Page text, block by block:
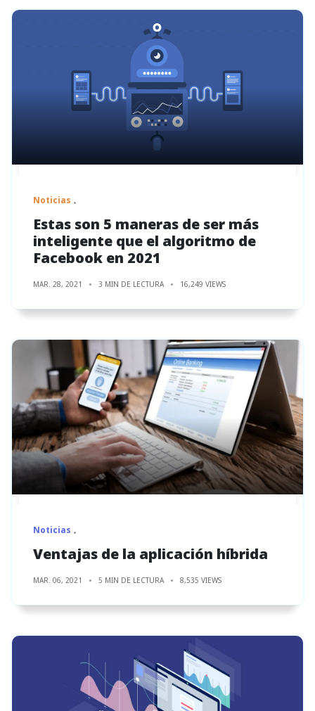
Noticias
Estas son 5 maneras de ser más
inteligente que el algoritmo de
Facebook en 2021
MAR. 28, 2021 3 MIN DE LECTURA 16,249 VIEWS
Noticias
Ventajas de la aplicación híbrida
MAR. 06, 2021 5 MIN DE LECTURA 8,535 VIEWS